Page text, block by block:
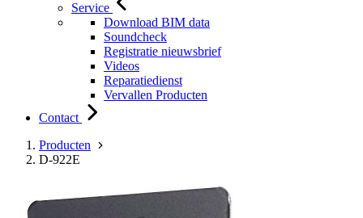
Service
Download BIM data
Soundcheck
Registratie nieuwsbrief
Videos
Reparatiedienst
Vervallen Producten
Contact
Producten
D-922E